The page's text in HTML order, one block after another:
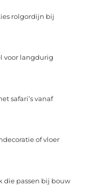
rolgordijn bij
voor langdurig
safari’s vanaf
of vloer
die passen bij bouw